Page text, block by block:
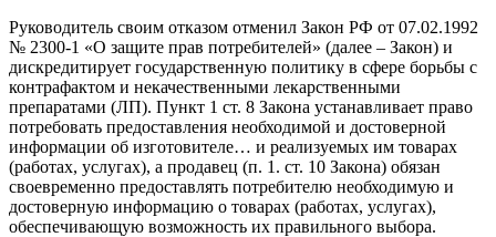
Руководитель своим отказом отменил Закон РФ от 07.02.1992
№ 2300-1 «О защите прав потребителей» (далее – Закон) и
дискредитирует государственную политику в сфере борьбы с
контрафактом и некачественными лекарственными
препаратами (ЛП). Пункт 1 ст. 8 Закона устанавливает право
потребовать предоставления необходимой и достоверной
информации об изготовителе… и реализуемых им товарах
(работах, услугах), а продавец (п. 1. ст. 10 Закона) обязан
своевременно предоставлять потребителю необходимую и
достоверную информацию о товарах (работах, услугах),
обеспечивающую возможность их правильного выбора.